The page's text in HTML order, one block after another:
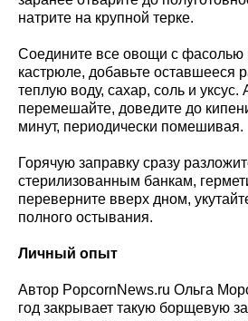
натрите на крупной терке.
Соедините все овощи с фасолью
кастрюле, добавьте оставшееся
теплую воду, сахар, соль и уксус.
перемешайте, доведите до
минут, периодически помешивая.
Горячую заправку сразу
стерилизованным банкам,
переверните вверх дном,
полного остывания.
Личный опыт
Автор PopcornNews.ru Ольга
год закрывает такую борщевую